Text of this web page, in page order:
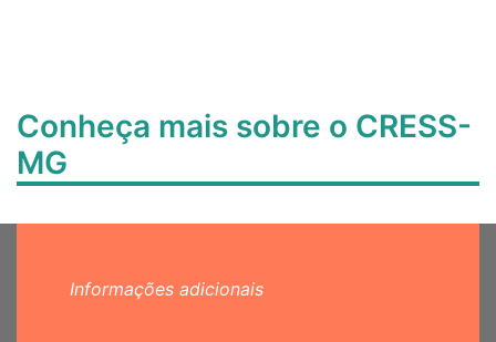
Conheça mais sobre o CRESS-
MG
Informações adicionais